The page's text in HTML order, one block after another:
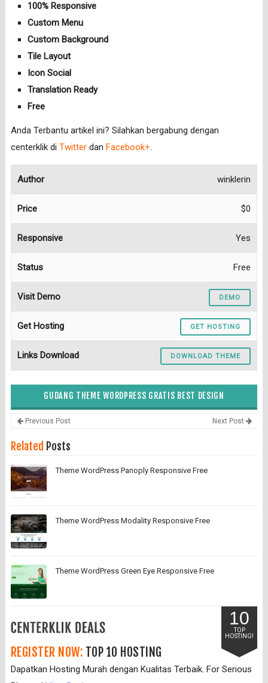
100% Responsive
Custom Menu
Custom Background
Tile Layout
Icon Social
Translation Ready
Free
Anda Terbantu artikel ini? Silahkan bergabung dengan
centerklik di Twitterdan Facebook+.
Author winklerin
Price $0
Responsive Yes
Status Free
Visit Demo DEMO
Get Hosting GET HOSTING
Links Download DOWNLOAD THEME
GUDANG THEME WORDPRESS GRATIS BEST DESIGN
Previous Post Next Post
Related Posts
Theme WordPress Panoply Responsive Free
Theme WordPress Modality Responsive Free
Theme WordPress Green Eye Responsive Free
10
TOP
HOSTING!
REGISTER NOW: TOP 10 HOSTING
Dapatkan Hosting Murah dengan Kualitas Terbaik. For Serious